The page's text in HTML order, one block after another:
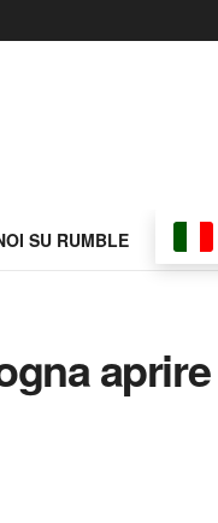
SU RUMBLE